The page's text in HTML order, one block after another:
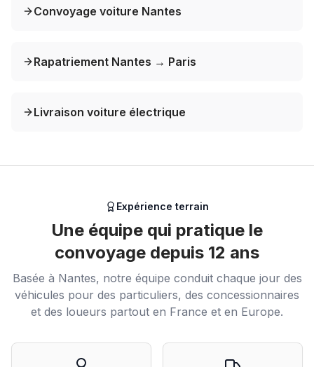
Convoyage voiture Nantes
Rapatriement Nantes → Paris
Livraison voiture électrique
Expérience terrain
Une équipe qui pratique le
convoyage depuis 12 ans
Basée à Nantes, notre équipe conduit chaque jour des
véhicules pour des particuliers, des concessionnaires
et des loueurs partout en France et en Europe.